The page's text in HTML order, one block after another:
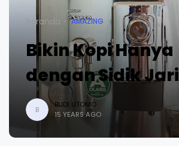
Beranda AMAZING
Bikin Kopi Hanya
dengan Sidik Jari
B
BUDI UTOMO
15 YEARS AGO